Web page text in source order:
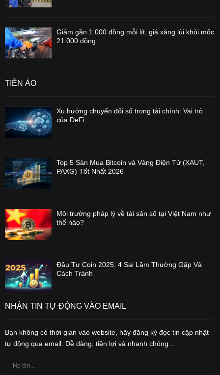
Giảm gần 1.000 đồng mỗi lít, giá xăng lùi khỏi mốc
21.000 đồng
TIỀN ẢO
Xu hướng chuyển đổi số trong tài chính: Vai trò
của DeFi
Top 5 Sàn Mua Bitcoin và Vàng Điện Tử (XAUT,
PAXG) Tốt Nhất 2026
Môi trường pháp lý về tài sản số tại Việt Nam như
thế nào?
Đầu Tư Coin 2025: 4 Sai Lầm Thường Gặp Và
Cách Tránh
NHẬN TIN TỰ ĐỘNG VÀO EMAIL
Bạn không có thời gian vào website, hãy đăng ký đọc tin cập nhật
tự động qua email. Dễ dàng, tiện lợi và nhanh chóng...